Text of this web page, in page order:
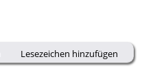
Lesezeichen hinzufügen